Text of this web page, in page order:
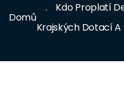
Domů
Kdo Proplatí
Krajských Dotací